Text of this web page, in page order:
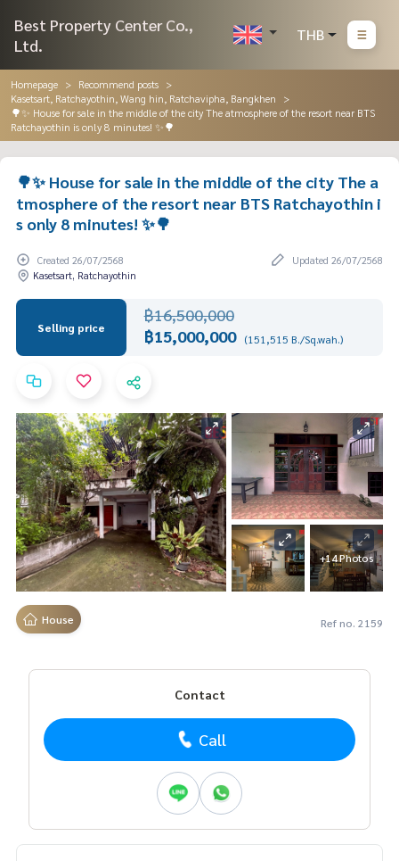
Best Property Center Co.,
Ltd.
THB
Homepage
Recommend posts
Kasetsart, Ratchayothin, Wang hin, Ratchavipha, Bangkhen
🌳✨ House for sale in the middle of the city The atmosphere of the resort near BTS
Ratchayothin is only 8 minutes! ✨🌳
🌳✨ House for sale in the middle of the city The a
tmosphere of the resort near BTS Ratchayothin i
s only 8 minutes! ✨🌳
Created 26/07/2568
Updated 26/07/2568
Kasetsart, Ratchayothin
Selling price
฿16,500,000
฿15,000,000 (151,515 B./Sq.wah.)
+14 Photos
House Ref no. 2159
Contact
Call